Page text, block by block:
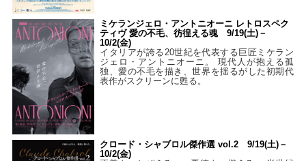
ミケランジェロ・アントニオーニ レトロスペク
ティヴ 愛の不毛、彷徨える魂 9/19(土)－
10/2(金)
イタリアが誇る20世紀を代表する巨匠ミケラン
ジェロ・アントニオーニ。 現代人が抱える孤
独、愛の不毛を描き、世界を揺るがした初期代
表作がスクリーンに甦る。
クロード・シャブロル傑作選 vol.2 9/19(土)－
10/2(金)